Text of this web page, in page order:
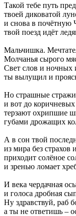
Такой тебе путь
твоей диковатой
и снова в почётную
твой поезд идёт
Мальчишка.
Молчанья сырого
Свет слов и ночных
ты вылущил и
Но страшные
и вот до коричневых
терзают охрипшие
губами дрожащих
А в сон твой
из мира без страхов
приходит солёное
и зренью ломает
И века чердачная
и голоса дробная
Ну здравствуй, раб
а ты не ответишь –